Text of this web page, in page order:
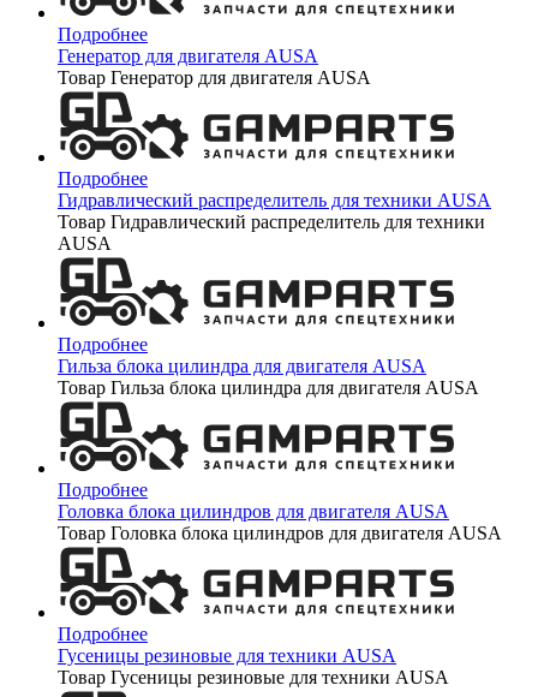
Подробнее
Генератор для двигателя AUSA
Товар Генератор для двигателя AUSA
Подробнее
Гидравлический распределитель для техники AUSA
Товар Гидравлический распределитель для техники
AUSA
Подробнее
Гильза блока цилиндра для двигателя AUSA
Товар Гильза блока цилиндра для двигателя AUSA
Подробнее
Головка блока цилиндров для двигателя AUSA
Товар Головка блока цилиндров для двигателя AUSA
Подробнее
Гусеницы резиновые для техники AUSA
Товар Гусеницы резиновые для техники AUSA